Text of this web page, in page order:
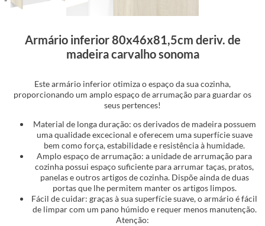
Armário inferior 80x46x81,5cm deriv. de
madeira carvalho sonoma
Este armário inferior otimiza o espaço da sua cozinha,
proporcionando um amplo espaço de arrumação para guardar os
seus pertences!
Material de longa duração: os derivados de madeira possuem
uma qualidade excecional e oferecem uma superfície suave
bem como força, estabilidade e resistência à humidade.
Amplo espaço de arrumação: a unidade de arrumação para
cozinha possui espaço suficiente para arrumar taças, pratos,
panelas e outros artigos de cozinha. Dispõe ainda de duas
portas que lhe permitem manter os artigos limpos.
Fácil de cuidar: graças à sua superfície suave, o armário é fácil
de limpar com um pano húmido e requer menos manutenção.
Atenção: